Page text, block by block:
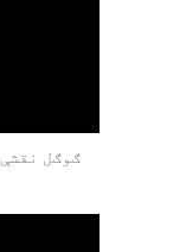
ګوګل نقشې